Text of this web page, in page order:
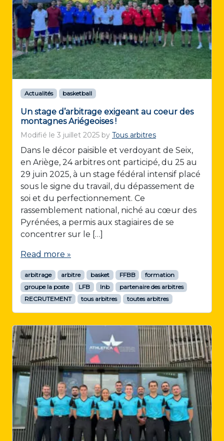
Actualités basketball
Un stage d’arbitrage exigeant au coeur des
montagnes Ariégeoises !
Modifié le 3 juillet 2025 by Tous arbitres
Dans le décor paisible et verdoyant de Seix,
en Ariège, 24 arbitres ont participé, du 25 au
29 juin 2025, à un stage fédéral intensif placé
sous le signe du travail, du dépassement de
soi et du perfectionnement. Ce
rassemblement national, niché au cœur des
Pyrénées, a permis aux stagiaires de se
concentrer sur le […]
Read more »
arbitrage arbitre basket FFBB
formation
groupe la poste
LFB lnb
partenaire des arbitres
RECRUTEMENT
tous arbitres toutes arbitres